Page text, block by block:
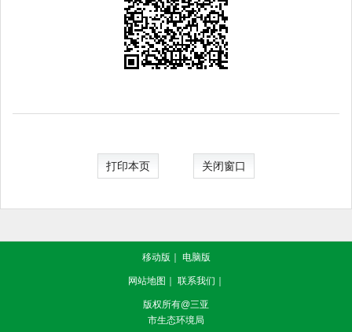
打印本页 关闭窗口
移动版 ｜ 电脑版
网站地图 ｜ 联系我们 ｜
版权所有@三亚
市生态环境局